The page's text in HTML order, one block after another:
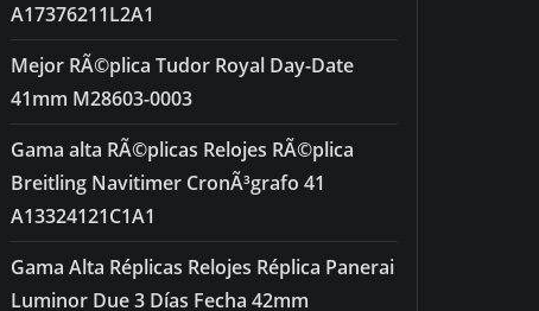
A17376211L2A1
Mejor RÃ©plica Tudor Royal Day-Date
41mm M28603-0003
Gama alta RÃ©plicas Relojes RÃ©plica
Breitling Navitimer CronÃ³grafo 41
A13324121C1A1
Gama Alta Réplicas Relojes Réplica Panerai
Luminor Due 3 Días Fecha 42mm